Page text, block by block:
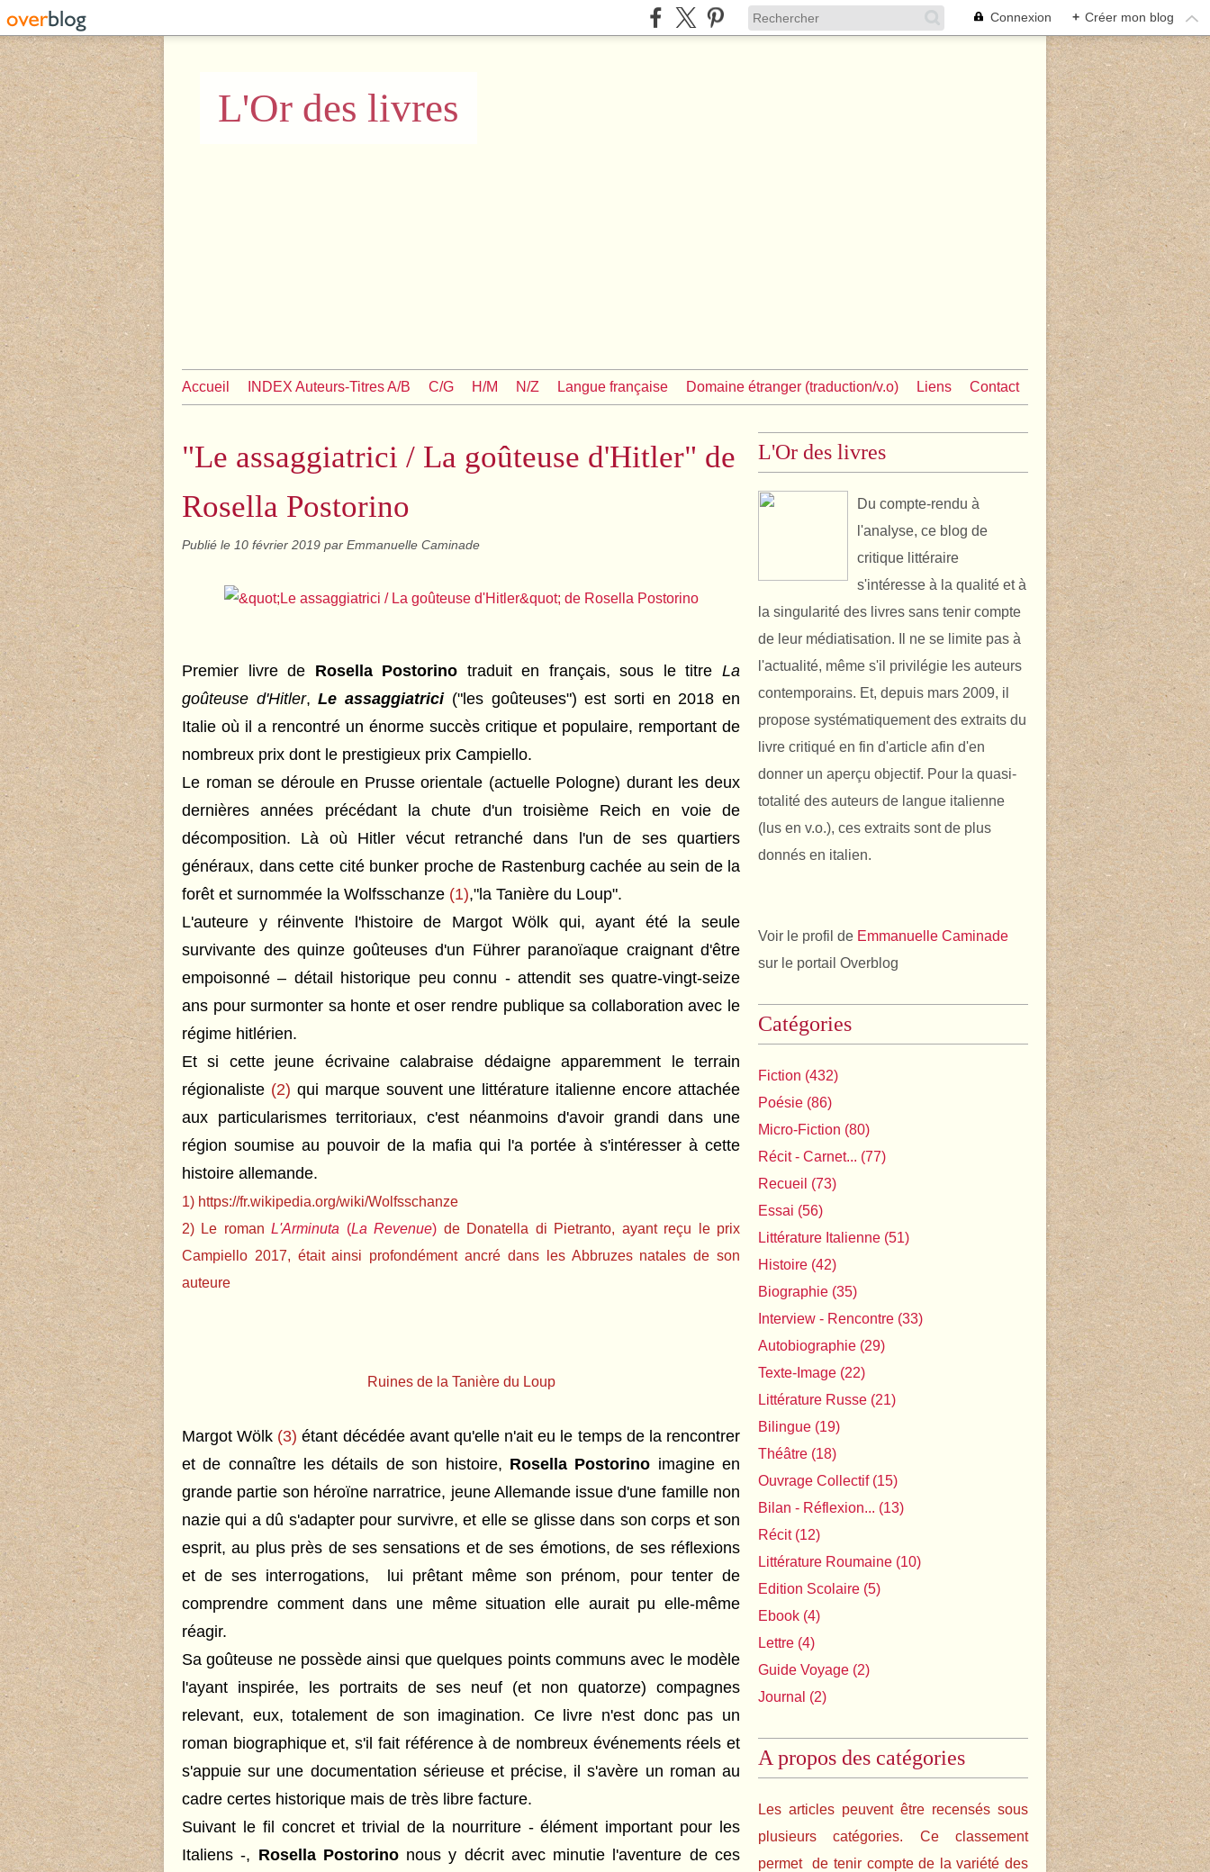
Connexion + Créer mon blog
L'Or des livres
Accueil INDEX Auteurs-Titres A/B C/G H/M N/Z Langue française Domaine étranger (traduction/v.o) Liens Contact
"Le assaggiatrici / La goûteuse d'Hitler" de
Rosella Postorino
Publié le 10 février 2019 par Emmanuelle Caminade
Premier livre de Rosella Postorino traduit en français, sous le titre La
goûteuse d'Hitler,Le assaggiatrici("les goûteuses") est sorti en 2018 en
Italie où il a rencontré un énorme succès critique et populaire, remportant de
nombreux prix dont le prestigieux prix Campiello.
Le roman se déroule en Prusse orientale (actuelle Pologne) durant les deux
dernières années précédant la chute d'un troisième Reich en voie de
décomposition. Là où Hitler vécut retranché dans l'un de ses quartiers
généraux, dans cette cité bunker proche de Rastenburg cachée au sein de la
forêt et surnommée la Wolfsschanze (1),"la Tanière du Loup".
L'auteure y réinvente l'histoire de Margot Wölk qui, ayant été la seule
survivante des quinze goûteuses d'un Führer paranoïaque craignant d'être
empoisonné – détail historique peu connu - attendit ses quatre-vingt-seize
ans pour surmonter sa honte et oser rendre publique sa collaboration avec le
régime hitlérien.
Et si cette jeune écrivaine calabraise dédaigne apparemment le terrain
régionaliste (2) qui marque souvent une littérature italienne encore attachée
aux particularismes territoriaux, c'est néanmoins d'avoir grandi dans une
région soumise au pouvoir de la mafia qui l'a portée à s'intéresser à cette
histoire allemande.
1) https://fr.wikipedia.org/wiki/Wolfsschanze
2) Le romanL'Arminuta (La Revenue) de Donatella di Pietranto, ayant reçu le prix
Campiello 2017, était ainsi profondément ancré dans les Abbruzes natales de son
auteure
Ruines de la Tanière du Loup
Margot Wölk (3) étant décédée avant qu'elle n'ait eu le temps de la rencontrer
et de connaître les détails de son histoire, Rosella Postorino imagine en
grande partie son héroïne narratrice, jeune Allemande issue d'une famille non
nazie qui a dû s'adapter pour survivre, et elle se glisse dans son corps et son
esprit, au plus près de ses sensations et de ses émotions, de ses réflexions
et de ses interrogations, lui prêtant même son prénom, pour tenter de
comprendre comment dans une même situation elle aurait pu elle-même
réagir.
Sa goûteuse ne possède ainsi que quelques points communs avec le modèle
l'ayant inspirée, les portraits de ses neuf (et non quatorze) compagnes
relevant, eux, totalement de son imagination. Ce livre n'est donc pas un
roman biographique et, s'il fait référence à de nombreux événements réels et
s'appuie sur une documentation sérieuse et précise, il s'avère un roman au
cadre certes historique mais de très libre facture.
Suivant le fil concret et trivial de la nourriture - élément important pour les
Italiens -, Rosella Postorinonous y décrit avec minutie l'aventure de ces
L'Or des livres
Du compte-rendu à
l'analyse, ce blog de
critique littéraire
s'intéresse à la qualité et à
la singularité des livres sans tenir compte
de leur médiatisation. Il ne se limite pas à
l'actualité, même s'il privilégie les auteurs
contemporains. Et, depuis mars 2009, il
propose systématiquement des extraits du
livre critiqué en fin d'article afin d'en
donner un aperçu objectif. Pour la quasi-
totalité des auteurs de langue italienne
(lus en v.o.), ces extraits sont de plus
donnés en italien.
Voir le profil de Emmanuelle Caminade
sur le portail Overblog
Catégories
Fiction (432)
Poésie (86)
Micro-Fiction (80)
Récit - Carnet... (77)
Recueil (73)
Essai (56)
Littérature Italienne (51)
Histoire (42)
Biographie (35)
Interview - Rencontre (33)
Autobiographie (29)
Texte-Image (22)
Littérature Russe (21)
Bilingue (19)
Théâtre (18)
Ouvrage Collectif(15)
Bilan - Réflexion... (13)
Récit(12)
Littérature Roumaine (10)
Edition Scolaire (5)
Ebook (4)
Lettre (4)
Guide Voyage (2)
Journal (2)
A propos des catégories
Les articles peuvent être recensés sous
plusieurs catégories. Ce classement
permet de tenir compte de la variété des